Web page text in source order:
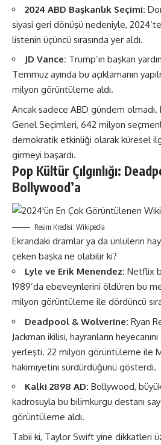
2024 ABD Başkanlık Seçimi:
siyasi geri dönüşü nedeniyle,
listenin üçüncü sırasında yer aldı​​.
JD Vance: Trump’ın başkan
Temmuz ayında bu açıklamanın
milyon görüntüleme aldı​​.
Ancak sadece ABD gündem olmadı.
Genel Seçimleri, 642 milyon
demokratik etkinliği olarak küresel
girmeyi başardı​​.
Pop Kültür Çılgınlığı:
Bollywood’a
Resim Kredisi: Wikipedia
Ekrandaki dramlar ya da ünlülerin
çeken başka ne olabilir ki?
Lyle ve Erik Menendez: Netflix
1989’da ebeveynlerini öldüren bu
milyon görüntüleme ile dördüncü
Deadpool & Wolverine: Ryan
Jackman ikilisi, hayranların
yerleşti. 22 milyon görüntüleme ile
hakimiyetini sürdürdüğünü gösterdi​​.
Kalki 2898 AD: Bollywood,
kadrosuyla bu bilimkurgu destanı
görüntüleme aldı​​.
Tabii ki, Taylor Swift yine dikkatleri